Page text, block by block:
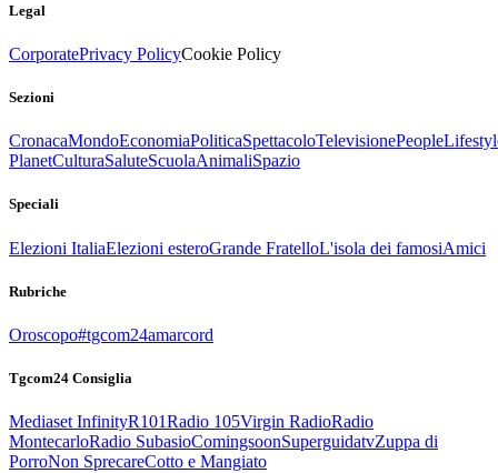
Legal
CorporatePrivacy PolicyCookie Policy
Sezioni
CronacaMondoEconomiaPoliticaSpettacoloTelevisionePeople
PlanetCulturaSaluteScuolaAnimaliSpazio
Speciali
Elezioni ItaliaElezioni esteroGrande FratelloL'isola dei famosiAmici
Rubriche
Oroscopo#tgcom24amarcord
Tgcom24 Consiglia
Mediaset InfinityR101Radio 105Virgin RadioRadio
MontecarloRadio SubasioComingsoonSuperguidatvZuppa di
PorroNon SprecareCotto e Mangiato